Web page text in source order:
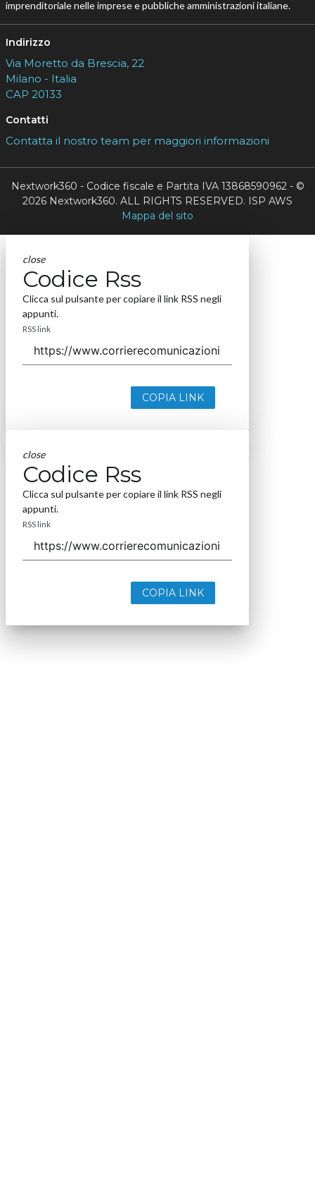
imprenditoriale nelle imprese e pubbliche amministrazioni italiane.
Indirizzo
Via Moretto da Brescia, 22
Milano - Italia
CAP 20133
Contatti
Contatta il nostro team per maggiori informazioni
Nextwork360 - Codice fiscale e Partita IVA 13868590962 - ©
2026 Nextwork360. ALL RIGHTS RESERVED. ISP AWS
Mappa del sito
close
Codice Rss
Clicca sul pulsante per copiare il link RSS negli
appunti.
RSS link
COPIA LINK
close
Codice Rss
Clicca sul pulsante per copiare il link RSS negli
appunti.
RSS link
COPIA LINK